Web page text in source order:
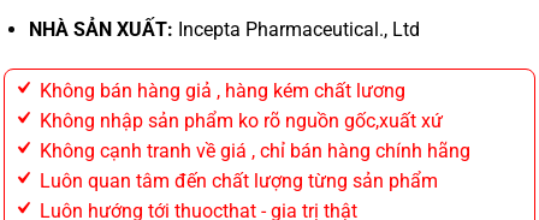
NHÀ SẢN XUẤT: Incepta Pharmaceutical., Ltd
Không bán hàng giả , hàng kém chất lương
Không nhập sản phẩm ko rõ nguồn gốc,xuất xứ
Không cạnh tranh về giá , chỉ bán hàng chính hãng
Luôn quan tâm đến chất lượng từng sản phẩm
Luôn hướng tới thuocthat - gia trị thật